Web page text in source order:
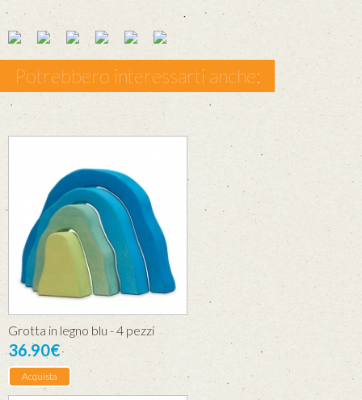
Potrebbero interessarti anche:
Grotta in legno blu - 4 pezzi
36.90€
Acquista